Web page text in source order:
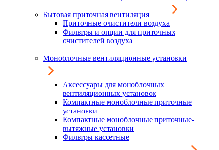
Бытовая приточная вентиляция
Приточные очистители воздуха
Фильтры и опции для приточных
очистителей воздуха
Моноблочные вентиляционные установки
Аксессуары для моноблочных
вентиляционных установок
Компактные моноблочные приточные
установки
Компактные моноблочные приточные-
вытяжные установки
Фильтры кассетные